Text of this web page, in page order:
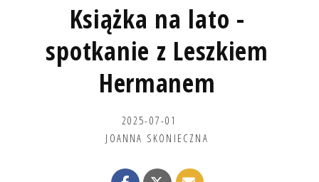
Książka na lato -
spotkanie z Leszkiem
Hermanem
2025-07-01
JOANNA SKONIECZNA